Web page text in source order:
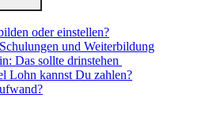
oder einstellen?
und Weiterbildung
Das sollte drinstehen
Lohn kannst Du zahlen?